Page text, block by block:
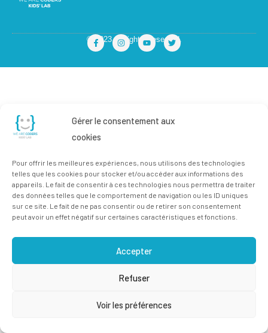
Gérer le consentement aux
cookies
Pour offrir les meilleures expériences, nous utilisons des technologies
telles que les cookies pour stocker et/ou accéder aux informations des
appareils. Le fait de consentir à ces technologies nous permettra de traiter
des données telles que le comportement de navigation ou les ID uniques
sur ce site. Le fait de ne pas consentir ou de retirer son consentement
peut avoir un effet négatif sur certaines caractéristiques et fonctions.
Accepter
Refuser
Voir les préférences
© 2023 All rights Reserved.